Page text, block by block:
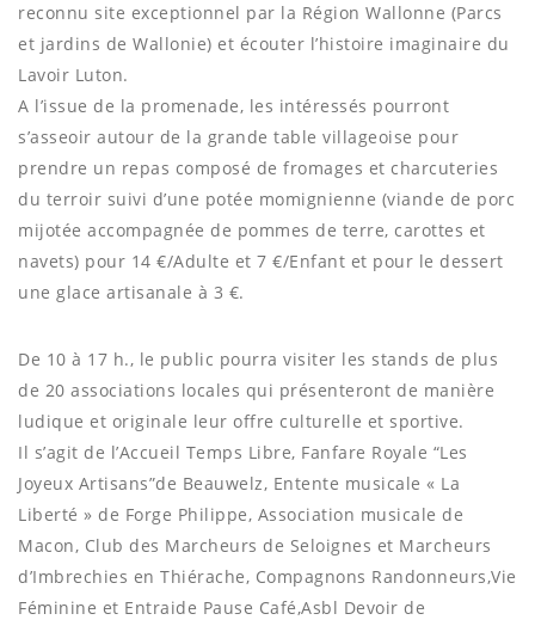
reconnu site exceptionnel par la Région Wallonne (Parcs
et jardins de Wallonie) et écouter l’histoire imaginaire du
Lavoir Luton.
A l’issue de la promenade, les intéressés pourront
s’asseoir autour de la grande table villageoise pour
prendre un repas composé de fromages et charcuteries
du terroir suivi d’une potée momignienne (viande de porc
mijotée accompagnée de pommes de terre, carottes et
navets) pour 14 €/Adulte et 7 €/Enfant et pour le dessert
une glace artisanale à 3 €.
De 10 à 17 h., le public pourra visiter les stands de plus
de 20 associations locales qui présenteront de manière
ludique et originale leur offre culturelle et sportive.
Il s’agit de l’Accueil Temps Libre, Fanfare Royale “Les
Joyeux Artisans”de Beauwelz, Entente musicale « La
Liberté » de Forge Philippe, Association musicale de
Macon, Club des Marcheurs de Seloignes et Marcheurs
d’Imbrechies en Thiérache, Compagnons Randonneurs,Vie
Féminine et Entraide Pause Café,Asbl Devoir de